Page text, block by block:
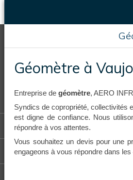
Géomètre à
Entreprise degéomètre, AERO
Syndics de copropriété, collectivités
est digne de confiance. Nous
répondre à vos attentes.
Vous souhaitez un devis pour une
engageons à vous répondre dans les